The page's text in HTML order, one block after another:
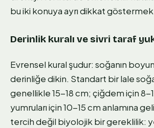
bu iki konuya ayrı dikkat
Derinlik kuralı ve sivri taraf
Evrensel kural şudur: soğanın
derinliğe dikin. Standart bir lale
genellikle 15-18 cm; çiğdem için 8-
yumruları için 10-15 cm anlamına
tercih değil biyolojik bir gereklilik: